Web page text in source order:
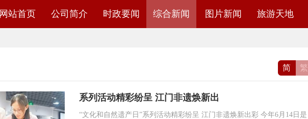
网站首页 公司简介 时政要闻 综合新闻 图片新闻 旅游天地
简 繁
系列活动精彩纷呈 江门非遗焕新出
“文化和自然遗产日”系列活动精彩纷呈 江门非遗焕新出彩 今年6月14日是